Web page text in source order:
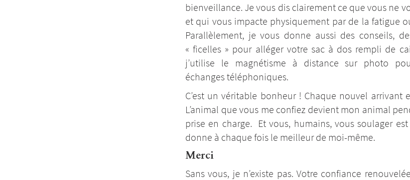
bienveillance. Je vous dis clairement ce que vous ne
et qui vous impacte physiquement par de la fatigue
Parallèlement, je vous donne aussi des conseils,
« ficelles » pour alléger votre sac à dos rempli de
j’utilise le magnétisme à distance sur photo
échanges téléphoniques.
C’est un véritable bonheur ! Chaque nouvel arrivant
L’animal que vous me confiez devient mon animal
prise en charge. Et vous, humains, vous soulager
donne à chaque fois le meilleur de moi-même.
Merci
Sans vous, je n’existe pas. Votre confiance